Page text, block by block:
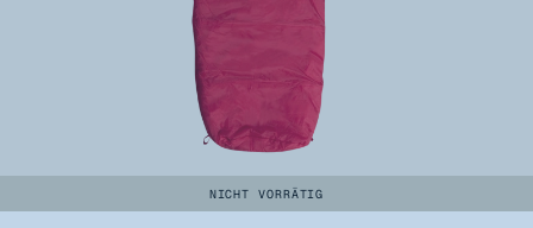
NICHT VORRÄTIG